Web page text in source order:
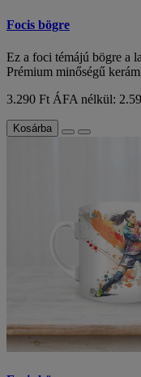
Focis bögre
Ez a foci témájú bögre a
Prémium minőségű
3.290 Ft ÁFA nélkül:
Kosárba